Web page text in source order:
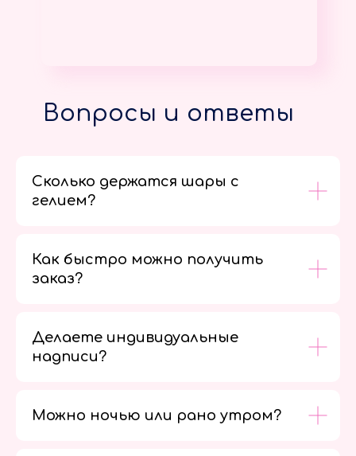
Вопросы и ответы
Сколько держатся шары с
гелием?
Как быстро можно получить
заказ?
Делаете индивидуальные
надписи?
Можно ночью или рано утром?